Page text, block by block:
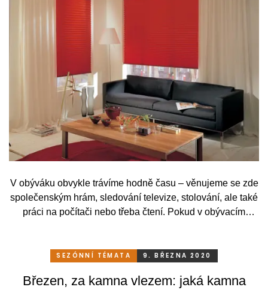
V obýváku obvykle trávíme hodně času – věnujeme se zde
společenským hrám, sledování televize, stolování, ale také
práci na počítači nebo třeba čtení. Pokud v obývacím
umět v létě odclonit nepříjemně ostré sluneční paprsky a
činnosti.
SEZÓNNÍ TÉMATA 9. BŘEZNA 2020
Březen, za kamna vlezem: jaká kamna